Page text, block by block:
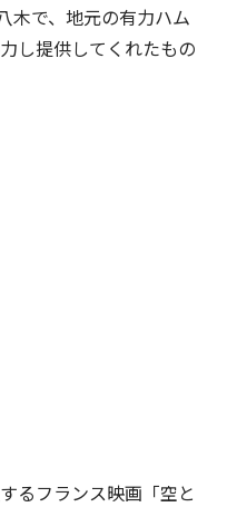
木で、地元の有力ハム
し提供してくれたもの
るフランス映画「空と